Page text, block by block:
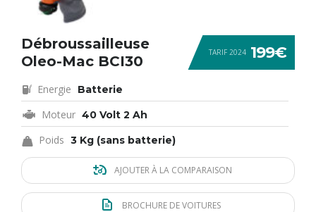
TARIF 2024 199€
Débroussailleuse
Oleo-Mac BCI30
Energie Batterie
Moteur 40 Volt 2 Ah
Poids 3 Kg (sans batterie)
AJOUTER À LA COMPARAISON
BROCHURE DE VOITURES